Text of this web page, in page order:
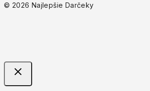
© 2026 Najlepšie Darčeky